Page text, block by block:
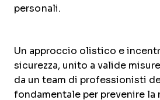
personali.
Un approccio olistico e
sicurezza, unito a valide
da un team di professionisti
fondamentale per prevenire la